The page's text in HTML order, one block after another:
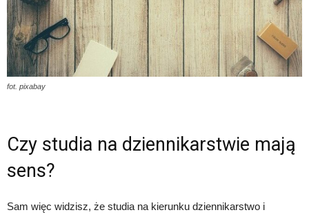
fot. pixabay
Czy studia na dziennikarstwie mają
sens?
Sam więc widzisz, że studia na kierunku dziennikarstwo i